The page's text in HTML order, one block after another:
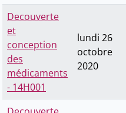
Decouverte
et
conception
des
médicaments
- 14H001
lundi 26
octobre
2020